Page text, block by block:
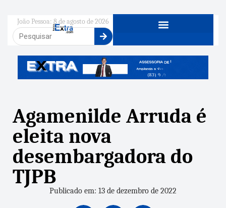
João Pessoa: 8 de agosto de 2026
Agamenilde Arruda é
eleita nova
desembargadora do
TJPB
Publicado em: 13 de dezembro de 2022